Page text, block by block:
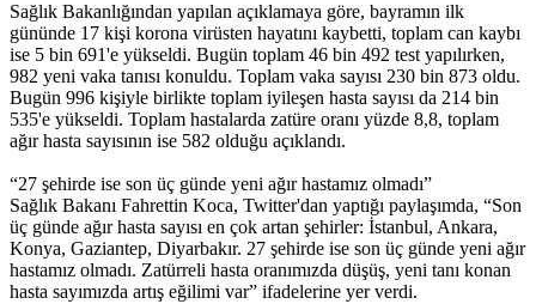
Sağlık Bakanlığından yapılan açıklamaya göre, bayramın ilk
gününde 17 kişi korona virüsten hayatını kaybetti, toplam can kaybı
ise 5 bin 691'e yükseldi. Bugün toplam 46 bin 492 test yapılırken,
982 yeni vaka tanısı konuldu. Toplam vaka sayısı 230 bin 873 oldu.
Bugün 996 kişiyle birlikte toplam iyileşen hasta sayısı da 214 bin
535'e yükseldi. Toplam hastalarda zatüre oranı yüzde 8,8, toplam
ağır hasta sayısının ise 582 olduğu açıklandı.
“27 şehirde ise son üç günde yeni ağır hastamız olmadı”
Sağlık Bakanı Fahrettin Koca, Twitter'dan yaptığı paylaşımda, “Son
üç günde ağır hasta sayısı en çok artan şehirler: İstanbul, Ankara,
Konya, Gaziantep, Diyarbakır. 27 şehirde ise son üç günde yeni ağır
hastamız olmadı. Zatürreli hasta oranımızda düşüş, yeni tanı konan
hasta sayımızda artış eğilimi var” ifadelerine yer verdi.